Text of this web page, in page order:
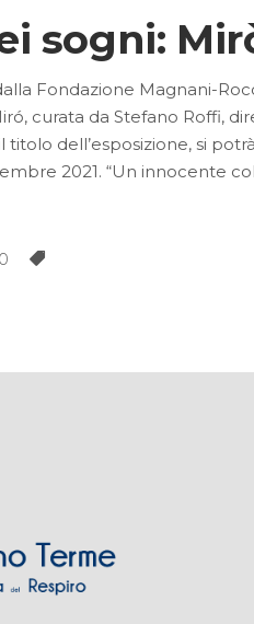
sogni:
Fondazione Magnani-
curata da Stefano Roffi,
titolo dell’esposizione, si
2021. “Un innocente
0